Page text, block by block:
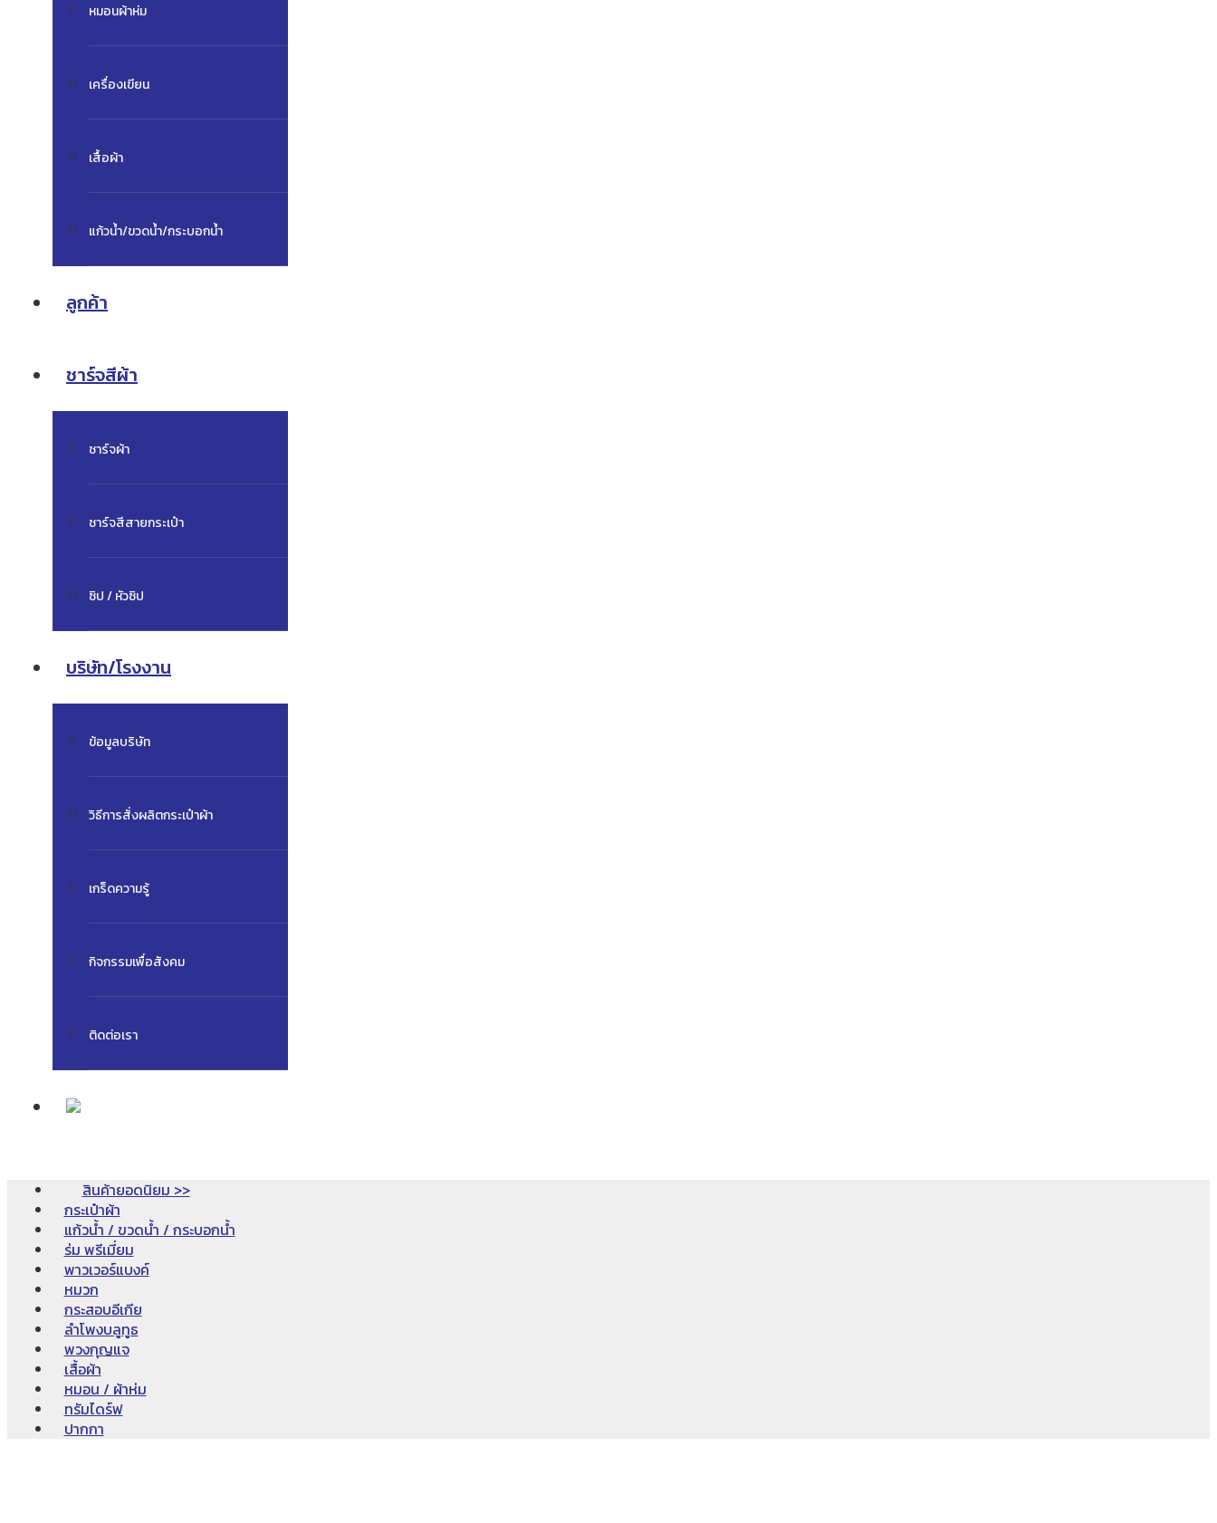
หมอนผ้าห่ม
เครื่องเขียน
เสื้อผ้า
แก้วน้ำ/ขวดน้ำ/กระบอกน้ำ
ลูกค้า
ชาร์จสีผ้า
ชาร์จผ้า
ชาร์จสีสายกระเป๋า
ซิป / หัวซิป
บริษัท/โรงงาน
ข้อมูลบริษัท
วิธีการสั่งผลิตกระเป๋าผ้า
เกร็ดความรู้
กิจกรรมเพื่อสังคม
ติดต่อเรา
สินค้ายอดนิยม >>
กระเป๋าผ้า
แก้วน้ำ / ขวดน้ำ / กระบอกน้ำ
ร่ม พรีเมี่ยม
พาวเวอร์แบงค์
หมวก
กระสอบอีเกีย
ลำโพงบลูทูธ
พวงกุญแจ
เสื้อผ้า
หมอน / ผ้าห่ม
ทรัมไดร์ฟ
ปากกา